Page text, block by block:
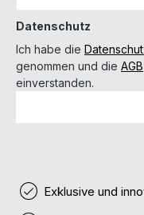
Datenschutz
Ich habe die
genommen und die AGB
einverstanden.
Exklusive und